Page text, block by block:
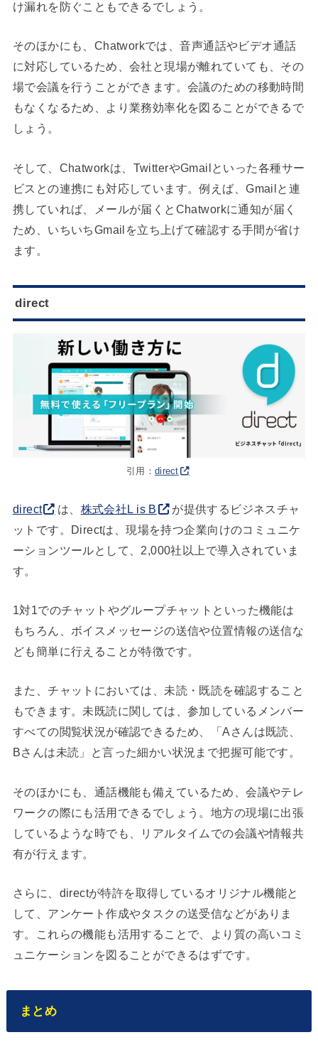
け漏れを防ぐこともできるでしょう。
そのほかにも、Chatworkでは、音声通話やビデオ通話
に対応しているため、会社と現場が離れていても、その
場で会議を行うことができます。会議のための移動時間
もなくなるため、より業務効率化を図ることができるで
しょう。
そして、Chatworkは、TwitterやGmailといった各種サー
ビスとの連携にも対応しています。例えば、Gmailと連
携していれば、メールが届くとChatworkに通知が届く
ため、いちいちGmailを立ち上げて確認する手間が省け
ます。
direct
引用： direct
direct は、 株式会社L is B
が提供するビジネスチャ
ットです。Directは、現場を持つ企業向けのコミュニケ
ーションツールとして、2,000社以上で導入されていま
す。
1対1でのチャットやグループチャットといった機能は
もちろん、ボイスメッセージの送信や位置情報の送信な
ども簡単に行えることが特徴です。
また、チャットにおいては、未読・既読を確認すること
もできます。未既読に関しては、参加しているメンバー
すべての閲覧状況が確認できるため、「Aさんは既読、
Bさんは未読」と言った細かい状況まで把握可能です。
そのほかにも、通話機能も備えているため、会議やテレ
ワークの際にも活用できるでしょう。地方の現場に出張
しているような時でも、リアルタイムでの会議や情報共
有が行えます。
さらに、directが特許を取得しているオリジナル機能と
して、アンケート作成やタスクの送受信などがありま
す。これらの機能も活用することで、より質の高いコミ
ュニケーションを図ることができるはずです。
まとめ